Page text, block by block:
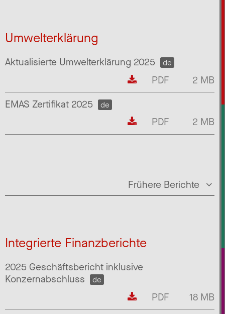
Umwelterklärung
Aktualisierte Umwelterklärung 2025 de
PDF
2 MB
EMAS Zertifikat 2025
de
PDF 2 MB
Frühere Berichte
Integrierte Finanzberichte
2025 Geschäftsbericht inklusive
Konzernabschluss
de
PDF
18 MB